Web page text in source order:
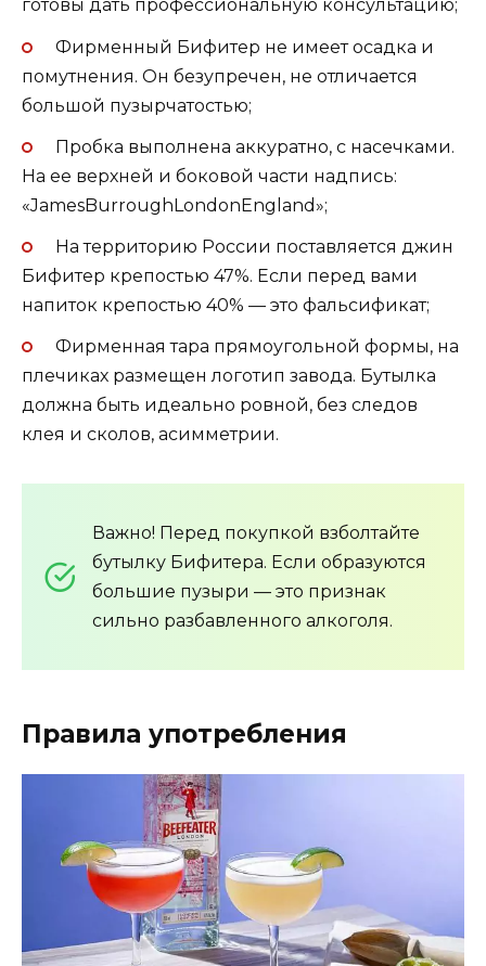
готовы дать профессиональную консультацию;
Фирменный Бифитер не имеет осадка и
помутнения. Он безупречен, не отличается
большой пузырчатостью;
Пробка выполнена аккуратно, с насечками.
На ее верхней и боковой части надпись:
«JamesBurroughLondonEngland»;
На территорию России поставляется джин
Бифитер крепостью 47%. Если перед вами
напиток крепостью 40% — это фальсификат;
Фирменная тара прямоугольной формы, на
плечиках размещен логотип завода. Бутылка
должна быть идеально ровной, без следов
клея и сколов, асимметрии.
Важно! Перед покупкой взболтайте
бутылку Бифитера. Если образуются
большие пузыри — это признак
сильно разбавленного алкоголя.
Правила употребления